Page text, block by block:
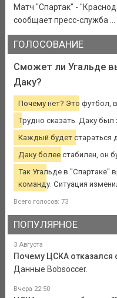
Матч "Спартак" -
сообщает пресс-служба ...
ГОЛОСОВАНИЕ
Сможет ли Угальде
Даку?
Почему нет? Это футбол,
Трудно сказать. Даку
Каждый будет стараться
Даку более стабилен, он
Так Угальде в
команду. Ситуация
Всего голосов: 73
ПОПУЛЯРНОЕ
3 Августа
Почему ЦСКА отказался
Данные Bobsoccer.
Вчера 22:50